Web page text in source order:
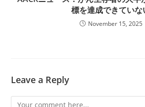
標を達成できていな
November 15, 2025
Leave a Reply
Comment